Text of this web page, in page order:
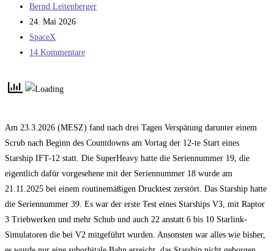
Beitrags-
Autor:
Bernd Leitenberger
Beitrag
veröffentlicht:
24. Mai 2026
Beitrags-
Kategorie:
SpaceX
Beitrags-
14 Kommentare
Am 23.3.2026 (MESZ) fand nach drei Tagen Verspätung darunter einem
Scrub nach Beginn des Countdowns am Vortag der 12-te Start eines
Starship IFT-12 statt. Die SuperHeavy hatte die Seriennummer 19, die
eigentlich dafür vorgesehene mit der Seriennummer 18 wurde am
21.11.2025 bei einem routinemäßigen Drucktest zerstört. Das Starship hatte
die Seriennummer 39. Es war der erste Test eines Starships V3, mit Raptor
3 Triebwerken und mehr Schub und auch 22 anstatt 6 bis 10 Starlink-
Simulatoren die bei V2 mitgeführt wurden. Ansonsten war alles wie bisher,